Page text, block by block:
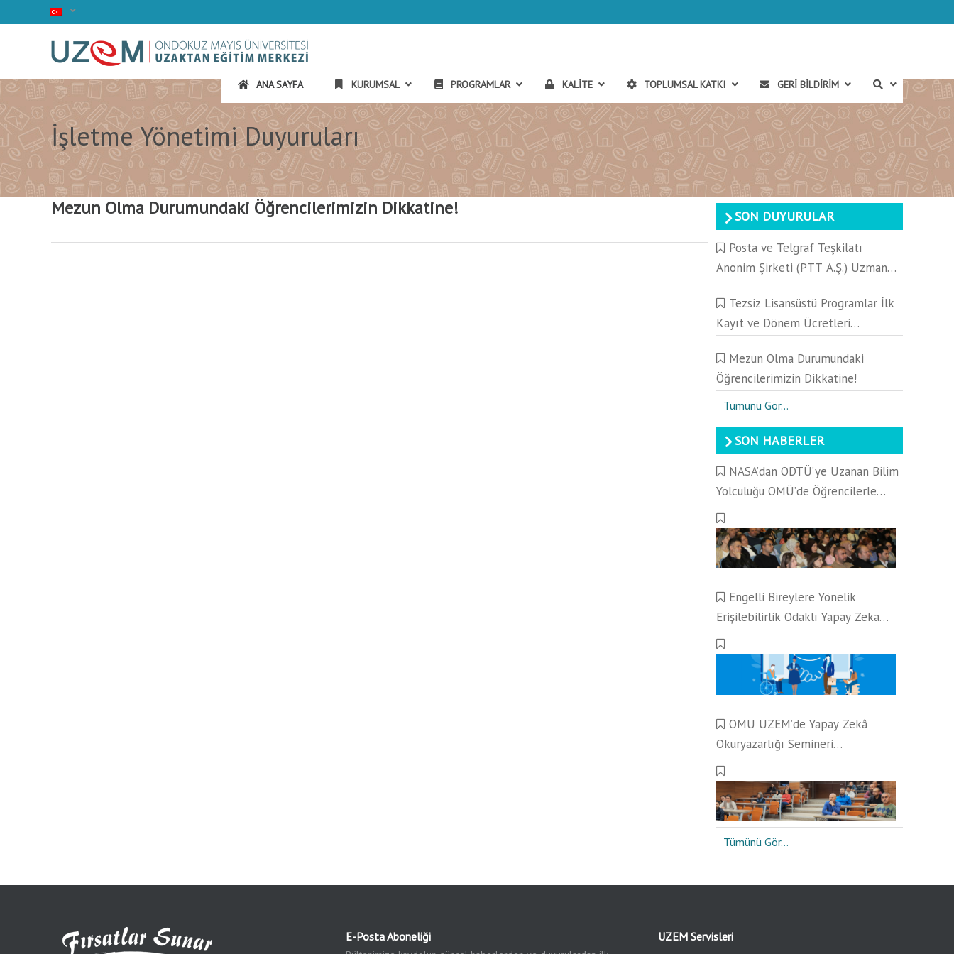
ANA SAYFA KURUMSAL PROGRAMLAR KALITE TOPLUMSAL KATKI GERI BILDIRIM
İşletme Yönetimi Duyuruları
Mezun Olma Durumundaki Öğrencilerimizin Dikkatine! SON DUYURULAR
Posta ve Telgraf Teşkilatı
Anonim Şirketi (PTT A.Ş.) Uzman
Tezsiz Lisansüstü Programlar İlk
Kayıt ve Dönem Ücretleri
Mezun Olma Durumundaki
Öğrencilerimizin Dikkatine!
Tümünü Gör...
SON HABERLER
NASA’dan ODTÜ’ye Uzanan Bilim
Yolculuğu OMÜ’de Öğrencilerle
Buluştu
Engelli Bireylere Yönelik
Erişilebilirlik Odaklı Yapay Zeka
Çalışmaları Gerçekleştirildi
OMU UZEM’de Yapay Zekâ
Okuryazarlığı Semineri
Gerçekleştirildi
Tümünü Gör...
E-Posta Aboneliği UZEM Servisleri